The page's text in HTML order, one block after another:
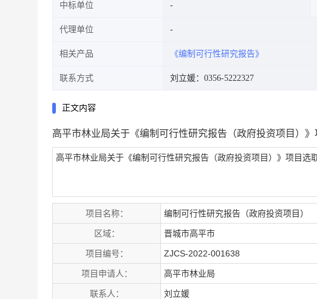
中标单位
代理单位
相关产品 《编制可行性研究报告》
联系方式 刘立媛：0356-5222327
正文内容
高平市林业局关于《编制可行性研究报告（政府投资项目）
高平市林业局关于《编制可行性研究报告（政府投资项目）》项目选
项目名称： 编制可行性研究报告（政府投资项目）
区域： 晋城市高平市
项目编号： ZJCS-2022-001638
项目申请人： 高平市林业局
联系人： 刘立媛